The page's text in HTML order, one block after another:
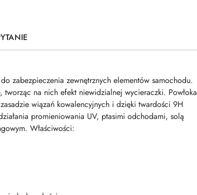
zabezpieczenia zewnętrznych elementów samochodu.
na nich efekt niewidzialnej wycieraczki. Powłoka
wiązań kowalencyjnych i dzięki twardości 9H
promieniowania UV, ptasimi odchodami, solą
Właściwości: